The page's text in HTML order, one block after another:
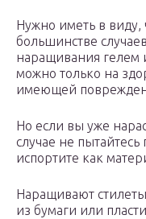
Нужно иметь в виду,
большинстве
наращивания гелем
можно только на
имеющей
Но если вы уже
случае не
испортите как
Наращивают
из бумаги или